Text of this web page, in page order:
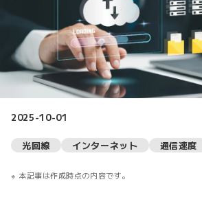
2025-10-01
光回線 インターネット 通信速度
本記事は作成時点の内容です。